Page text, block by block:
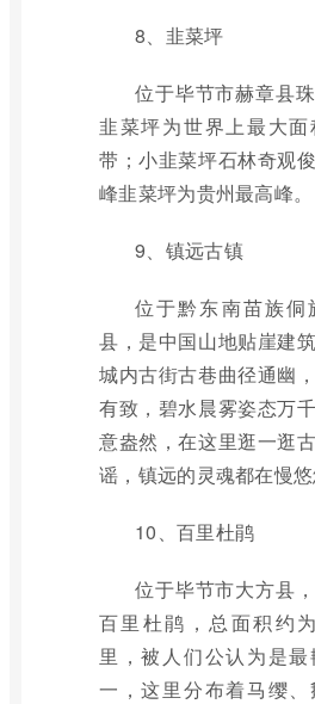
8、韭菜坪
位于毕节市赫章县
韭菜坪为世界上最大
带；小韭菜坪石林奇观
峰韭菜坪为贵州最高峰。
9、镇远古镇
位于黔东南苗族侗
县，是中国山地贴崖建
城内古街古巷曲径通幽
有致，碧水晨雾姿态万
意盎然，在这里逛一逛
谣，镇远的灵魂都在慢悠
10、百里杜鹃
位于毕节市大方县
百里杜鹃，总面积约
里，被人们公认为是
一，这里分布着马缨